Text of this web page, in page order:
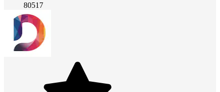
80517